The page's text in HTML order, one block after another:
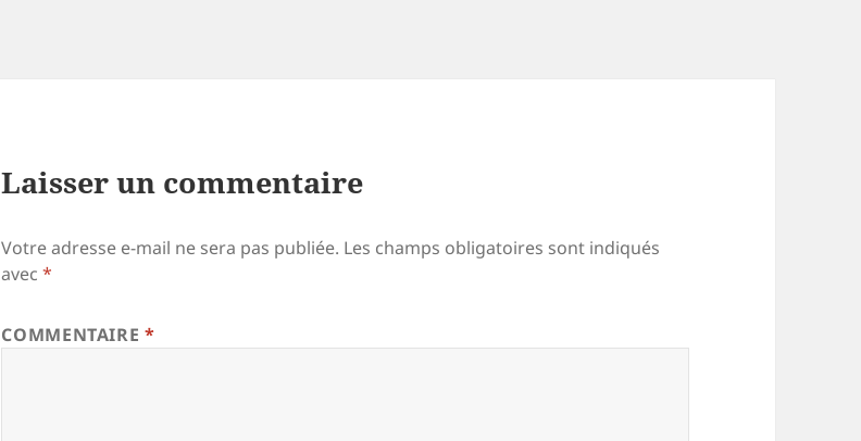
Laisser un commentaire
Votre adresse e-mail ne sera pas publiée. Les champs obligatoires sont indiqués
avec*
COMMENTAIRE*